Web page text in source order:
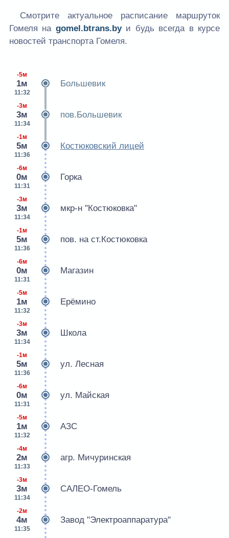
Смотрите актуальное расписание маршруток
Гомеля на gomel.btrans.byи будь всегда в курсе
новостей транспорта Гомеля.
-5м
1м
11:32
Большевик
-3м
3м
11:34
пов.Большевик
-1м
5м
11:36
Костюковский лицей
-6м
0м
11:31
Горка
-3м
3м
11:34
мкр-н "Костюковка"
-1м
5м
11:36
пов. на ст.Костюковка
-6м
0м
11:31
Магазин
-5м
1м
11:32
Ерёмино
-3м
3м
11:34
Школа
-1м
5м
11:36
ул. Лесная
-6м
0м
11:31
ул. Майская
-5м
1м
11:32
АЗС
-4м
2м
11:33
агр. Мичуринская
-3м
3м
11:34
САЛЕО-Гомель
-2м
4м
11:35
Завод "Электроаппаратура"